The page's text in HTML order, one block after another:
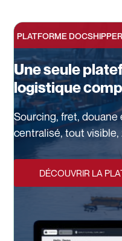
PLATFORME DOCSHIPPER
Une seule
logistique
Sourcing, fret,
centralisé, tout visible,
DÉCOUVRIR LA